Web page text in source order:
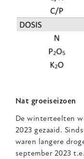
Nat groeiseizoen
De winterteelten
2023 gezaaid.
waren langere
september 2023